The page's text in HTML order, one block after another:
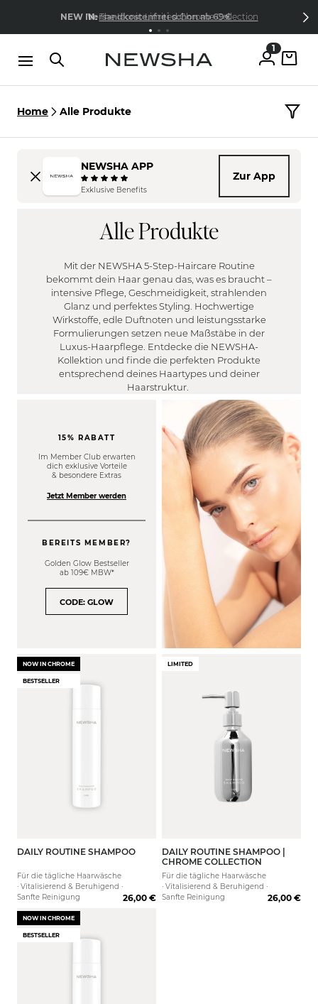
NEW IN: The Iconic Limited Chrome Collection
15% Wilkommens-Rabatt
kostenlos anmelden
Versandkostenfrei schon ab 69€
1
Home Alle Produkte
HAARTYP
FILTER
Normal
HAARPROBLEM
Blondiert | Coloriert
Unbehandelt
Brüchig
Schnell fettend
Trocken
Frizzy
Platt
KOPFHAUT
FILTER
Empfindlich
Gereizt
Trocken
Fettig
Normal
WIRKUNG
FILTER
Stärkung der Haarstruktur
Reduzierung von Spliss
Reduziert Frizz
Feuchtigkeitsspendend
Definierend
Haarwachstumsfördernd
EFFEKT
Geschmeidigkeit
Maximale Haargesundheit
Leichtere Kämmbarkeit
Definition
Glätte
Farbintensität
Reduzierung Orangestich
Reduzierung Gelbstich
Dynamische Locken
Ausbalancierte Kopfhaut
FILTER
Pudrig/ Cotton
Süß / Fruchtig
Blumig / Floral
MEN
Nein
Filter anwenden
NEWSHA APP
Exklusive Benefits
Zur App
Alle Produkte
Mit der NEWSHA 5-Step-Haircare Routine
bekommt dein Haar genau das, was es braucht –
intensive Pflege, Geschmeidigkeit, strahlenden
Glanz und perfektes Styling. Hochwertige
Wirkstoffe, edle Duftnoten und leistungsstarke
Formulierungen setzen neue Maßstäbe in der
Luxus-Haarpflege. Entdecke die NEWSHA-
Kollektion und finde die perfekten Produkte
entsprechend deines Haartypes und deiner
Haarstruktur.
15% RABATT
Im Member Club erwarten
dich exklusive Vorteile
& besondere Extras
Jetzt Member werden
BEREITS MEMBER?
Golden Glow Bestseller
ab 109€ MBW*
CODE: GLOW
NOW IN CHROME
BESTSELLER
250 ml 1000 ml
DAILY ROUTINE SHAMPOO
Für die tägliche Haarwäsche
· Vitalisierend & Beruhigend ·
Sanfte Reinigung
26,00 €
LIMITED
DAILY ROUTINE SHAMPOO |
CHROME COLLECTION
Für die tägliche Haarwäsche
· Vitalisierend & Beruhigend ·
Sanfte Reinigung
26,00 €
NOW IN CHROME
BESTSELLER